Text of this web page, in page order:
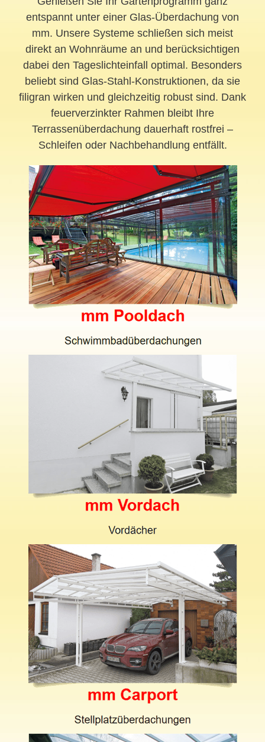
entspannt unter einer Glas-Überdachung von
mm. Unsere Systeme schließen sich meist
direkt an Wohnräume an und berücksichtigen
dabei den Tageslichteinfall optimal. Besonders
beliebt sind Glas-Stahl-Konstruktionen, da sie
filigran wirken und gleichzeitig robust sind. Dank
feuerverzinkter Rahmen bleibt Ihre
Terrassenüberdachung dauerhaft rostfrei –
Schleifen oder Nachbehandlung entfällt.